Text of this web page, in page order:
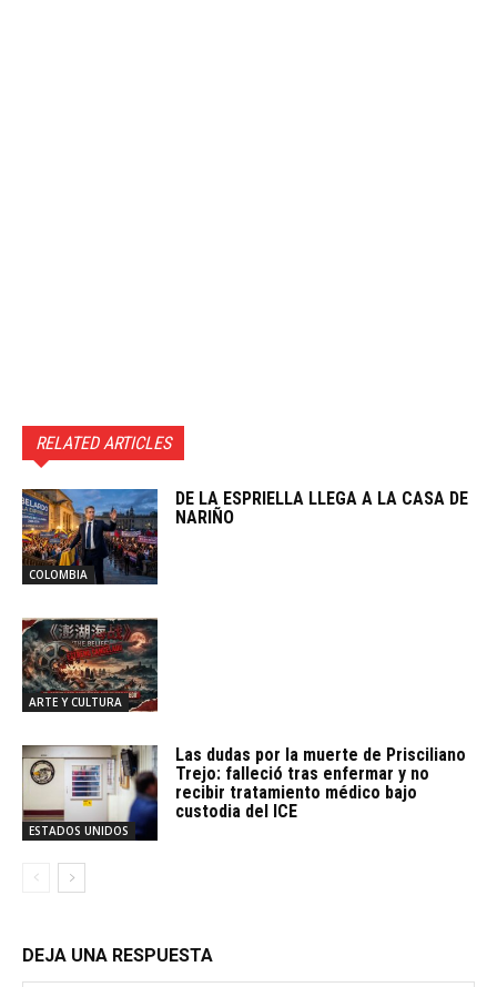
RELATED ARTICLES
COLOMBIA
DE LA ESPRIELLA LLEGA A LA CASA DE
NARIÑO
ARTE Y CULTURA
ESTADOS UNIDOS
Las dudas por la muerte de Prisciliano
Trejo: falleció tras enfermar y no
recibir tratamiento médico bajo
custodia del ICE
DEJA UNA RESPUESTA